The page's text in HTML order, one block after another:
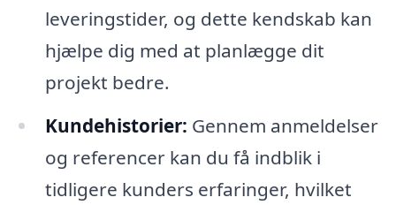
leveringstider, og dette kendskab kan
hjælpe dig med at planlægge dit
projekt bedre.
Kundehistorier: Gennem anmeldelser
og referencer kan du få indblik i
tidligere kunders erfaringer, hvilket